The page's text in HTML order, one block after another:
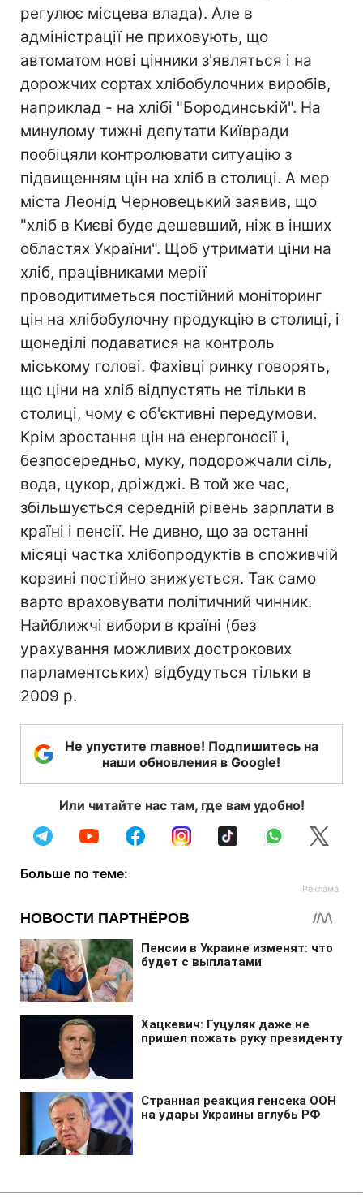
регулює місцева влада). Але в
адміністрації не приховують, що
автоматом нові цінники з'являться і на
дорожчих сортах хлібобулочних виробів,
наприклад - на хлібі "Бородинській". На
минулому тижні депутати Київради
пообіцяли контролювати ситуацію з
підвищенням цін на хліб в столиці. А мер
міста Леонід Черновецький заявив, що
"хліб в Києві буде дешевший, ніж в інших
областях України". Щоб утримати ціни на
хліб, працівниками мерії
проводитиметься постійний моніторинг
цін на хлібобулочну продукцію в столиці, і
щонеділі подаватися на контроль
міському голові. Фахівці ринку говорять,
що ціни на хліб відпустять не тільки в
столиці, чому є об'єктивні передумови.
Крім зростання цін на енергоносії і,
безпосередньо, муку, подорожчали сіль,
вода, цукор, дріжджі. В той же час,
збільшується середній рівень зарплати в
країні і пенсії. Не дивно, що за останні
місяці частка хлібопродуктів в споживчій
корзині постійно знижується. Так само
варто враховувати політичний чинник.
Найближчі вибори в країні (без
урахування можливих дострокових
парламентських) відбудуться тільки в
2009 р.
Не упустите главное! Подпишитесь на
наши обновления в Google!
Или читайте нас там, где вам удобно!
Больше по теме: